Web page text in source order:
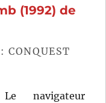
(1992) de
navigateur